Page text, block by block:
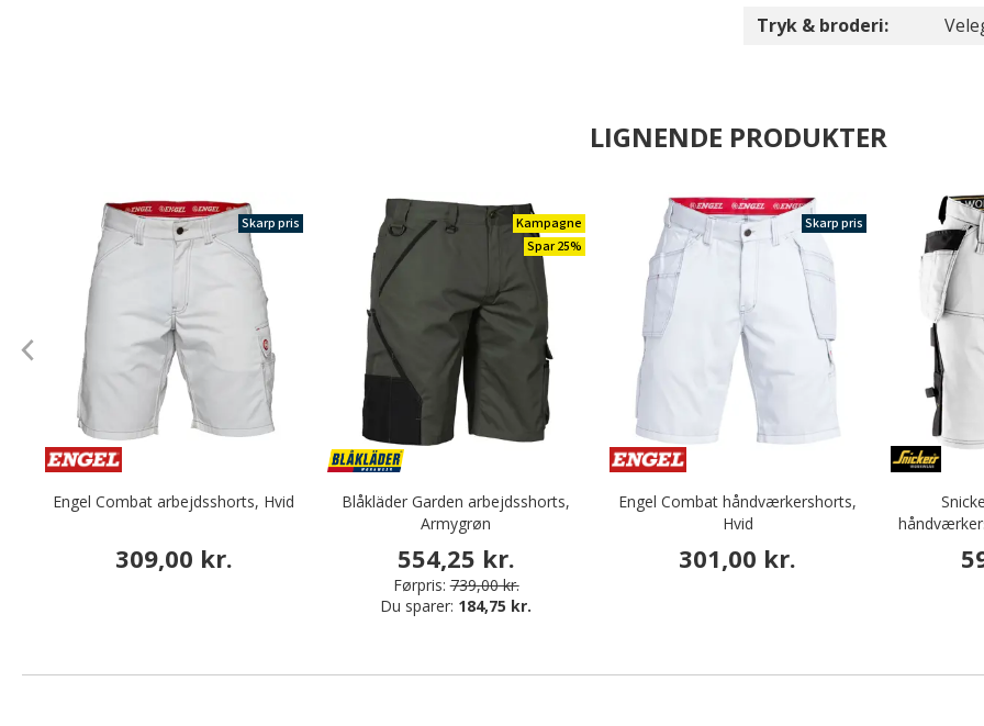
Tryk & broderi:
LIGNENDE PRODUKTER
Skarp pris
Engel Combat arbejdsshorts, Hvid
309,00 kr.
Kampagne
Spar 25%
Blåkläder Garden arbejdsshorts,
Armygrøn
554,25 kr.
Førpris: 739,00 kr.
Du sparer: 184,75 kr.
Skarp pris
Engel Combat håndværkershorts,
Hvid
301,00 kr.